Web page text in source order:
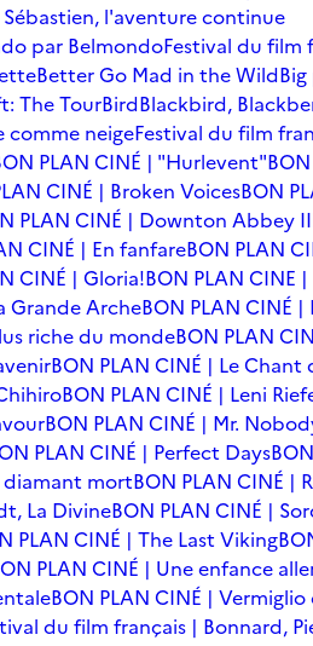
l'aventure continue
par BelmondoFestival du film
Better Go Mad in the Wild
The TourBirdBlackbird,
comme neigeFestival du film
PLAN CINÉ | "Hurlevent"
CINÉ | Broken VoicesBON
PLAN CINÉ | Downton Abbey
CINÉ | En fanfareBON PLAN
CINÉ | Gloria!BON PLAN CINE
Grande ArcheBON PLAN CINÉ
riche du mondeBON PLAN
BON PLAN CINÉ | Le Chant
BON PLAN CINÉ | Leni
BON PLAN CINÉ | Mr.
PLAN CINÉ | Perfect Days
diamant mortBON PLAN CINÉ |
La DivineBON PLAN CINÉ |
PLAN CINÉ | The Last Viking
PLAN CINÉ | Une enfance
BON PLAN CINÉ |
du film français | Bonnard,